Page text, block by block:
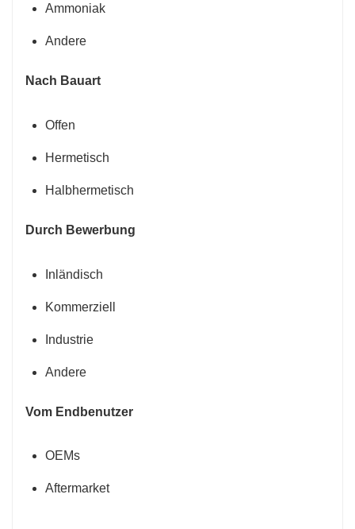
Ammoniak
Andere
Nach Bauart
Offen
Hermetisch
Halbhermetisch
Durch Bewerbung
Inländisch
Kommerziell
Industrie
Andere
Vom Endbenutzer
OEMs
Aftermarket